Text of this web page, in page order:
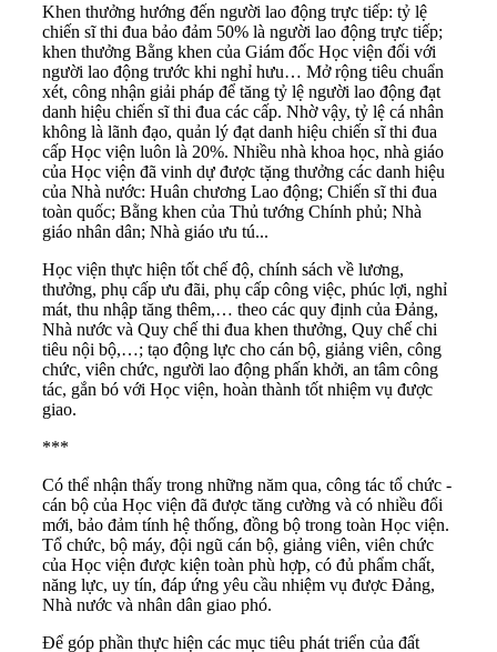
Khen thưởng hướng đến người lao động trực tiếp: tỷ lệ
chiến sĩ thi đua bảo đảm 50% là người lao động trực tiếp;
khen thưởng Bằng khen của Giám đốc Học viện đối với
người lao động trước khi nghỉ hưu… Mở rộng tiêu chuẩn
xét, công nhận giải pháp để tăng tỷ lệ người lao động đạt
danh hiệu chiến sĩ thi đua các cấp. Nhờ vậy, tỷ lệ cá nhân
không là lãnh đạo, quản lý đạt danh hiệu chiến sĩ thi đua
cấp Học viện luôn là 20%. Nhiều nhà khoa học, nhà giáo
của Học viện đã vinh dự được tặng thưởng các danh hiệu
của Nhà nước: Huân chương Lao động; Chiến sĩ thi đua
toàn quốc; Bằng khen của Thủ tướng Chính phủ; Nhà
giáo nhân dân; Nhà giáo ưu tú...
Học viện thực hiện tốt chế độ, chính sách về lương,
thưởng, phụ cấp ưu đãi, phụ cấp công việc, phúc lợi, nghỉ
mát, thu nhập tăng thêm,… theo các quy định của Đảng,
Nhà nước và Quy chế thi đua khen thưởng, Quy chế chi
tiêu nội bộ,…; tạo động lực cho cán bộ, giảng viên, công
chức, viên chức, người lao động phấn khởi, an tâm công
tác, gắn bó với Học viện, hoàn thành tốt nhiệm vụ được
giao.
***
Có thể nhận thấy trong những năm qua, công tác tổ chức -
cán bộ của Học viện đã được tăng cường và có nhiều đổi
mới, bảo đảm tính hệ thống, đồng bộ trong toàn Học viện.
Tổ chức, bộ máy, đội ngũ cán bộ, giảng viên, viên chức
của Học viện được kiện toàn phù hợp, có đủ phẩm chất,
năng lực, uy tín, đáp ứng yêu cầu nhiệm vụ được Đảng,
Nhà nước và nhân dân giao phó.
Để góp phần thực hiện các mục tiêu phát triển của đất